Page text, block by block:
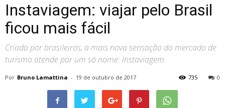
Instaviagem: viajar pelo Brasil
ficou mais fácil
Criada por brasileiros, a mais nova sensação do mercado de
turismo atende por um só nome: Instaviagem.
Por Bruno Lamattina - 19 de outubro de 2017 0
735